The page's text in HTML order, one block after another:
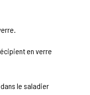
en verre
le saladier